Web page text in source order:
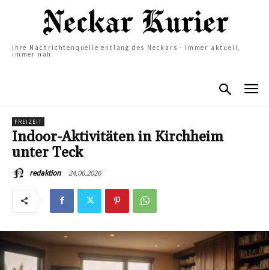
Ihre Nachrichtenquelle entlang des Neckars - immer aktuell,
immer nah
FREIZEIT
Indoor-Aktivitäten in Kirchheim
unter Teck
redaktion 24.06.2026